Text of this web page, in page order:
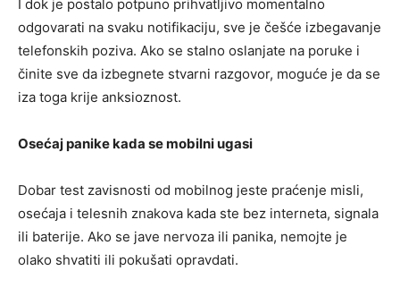
I dok je postalo potpuno prihvatljivo momentalno
odgovarati na svaku notifikaciju, sve je češće izbegavanje
telefonskih poziva. Ako se stalno oslanjate na poruke i
činite sve da izbegnete stvarni razgovor, moguće je da se
iza toga krije anksioznost.
Osećaj panike kada se mobilni ugasi
Dobar test zavisnosti od mobilnog jeste praćenje misli,
osećaja i telesnih znakova kada ste bez interneta, signala
ili baterije. Ako se jave nervoza ili panika, nemojte je
olako shvatiti ili pokušati opravdati.